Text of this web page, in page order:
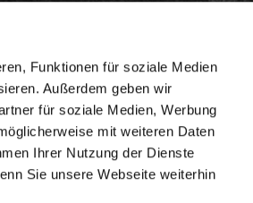
Funktionen für soziale Medien
Außerdem geben wir
für soziale Medien, Werbung
mit weiteren Daten
Ihrer Nutzung der Dienste
Sie unsere Webseite weiterhin
Freitag 9-18 Uhr
8-14 Uhr